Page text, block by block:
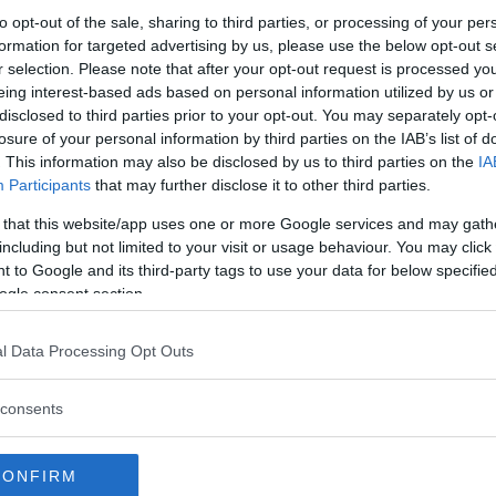
opt-out of the sale, sharing to third parties, or processing of your
for targeted advertising by us, please use the below opt-out
selection. Please note that after your opt-out request is processed
interest-based ads based on personal information utilized by us
to third parties prior to your opt-out. You may separately
of your personal information by third parties on the IAB’s list of
This information may also be disclosed by us to third parties on the
Participants that may further disclose it to other third parties.
that this website/app uses one or more Google services and may
but not limited to your visit or usage behaviour. You may
to Google and its third-party tags to use your data for below
consent section.
Data Processing Opt Outs
e gioventù. Molte donne che si sentono a
esempio, evitano di farsi vedere nude e
eppure è possibile fare qualcosa
e non privarsi dei piaceri del sesso.
il sesso, un primo passo da
a conoscersi, ad accettare il proprio corpo
quelle inibizioni che contribuiscono,
vere e proprie barriere psicologiche
solo superficiale per la propria
per la propria autostima sessuale,
sulla qualità generale del rapporto sessuale
studiando i tempi e le reazioni
sensi di colpa.
fisico, inoltre, può contribuire ad
quotidianamente, migliorando la propria